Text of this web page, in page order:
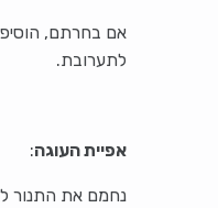
אם בחרתם,
לתערובת.
אפיית העוגה: